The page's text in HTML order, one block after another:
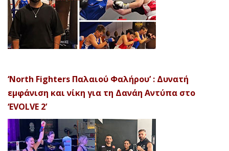
‘North Fighters Παλαιού Φαλήρου’ : Δυνατή
εμφάνιση και νίκη για τη Δανάη Αντύπα στο
‘EVOLVE 2’